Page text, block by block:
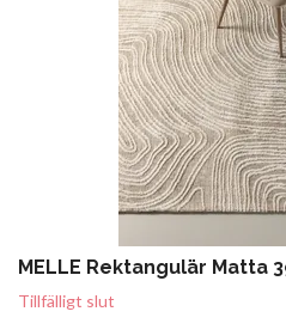
MELLE Rektangulär Matta
Tillfälligt slut